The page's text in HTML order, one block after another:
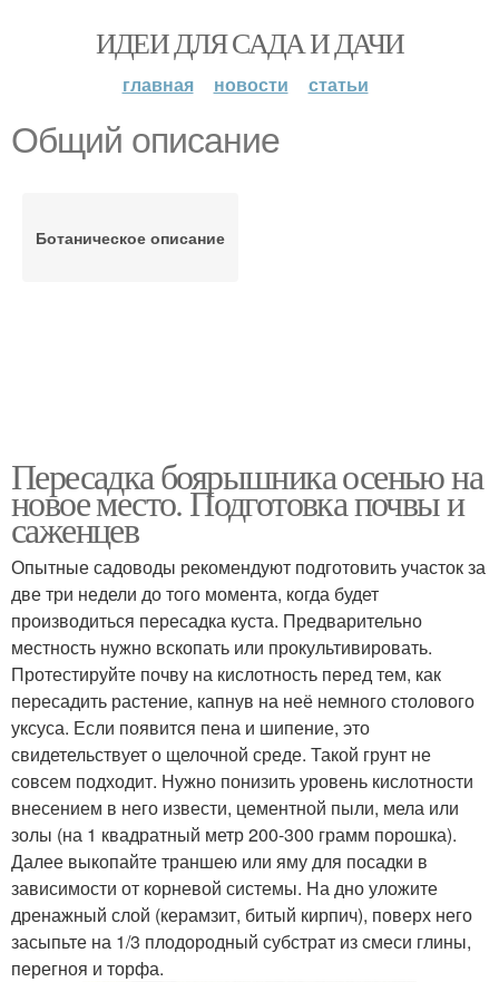
ИДЕИ ДЛЯ САДА И ДАЧИ
главная новости статьи
Общий описание
Ботаническое описание
Пересадка боярышника осенью на
новое место. Подготовка почвы и
саженцев
Опытные садоводы рекомендуют подготовить участок за
две три недели до того момента, когда будет
производиться пересадка куста. Предварительно
местность нужно вскопать или прокультивировать.
Протестируйте почву на кислотность перед тем, как
пересадить растение, капнув на неё немного столового
уксуса. Если появится пена и шипение, это
свидетельствует о щелочной среде. Такой грунт не
совсем подходит. Нужно понизить уровень кислотности
внесением в него извести, цементной пыли, мела или
золы (на 1 квадратный метр 200-300 грамм порошка).
Далее выкопайте траншею или яму для посадки в
зависимости от корневой системы. На дно уложите
дренажный слой (керамзит, битый кирпич), поверх него
засыпьте на 1/3 плодородный субстрат из смеси глины,
перегноя и торфа.